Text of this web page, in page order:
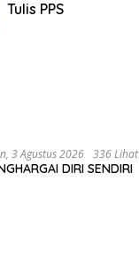
Tulis PPS
3 Agustus 2026 336 Lihat
DIRI SENDIRI